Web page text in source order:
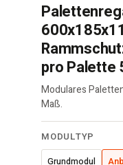
pro Palette
Modulares
Maß.
Palettenregal
·
MODULTYP
Grundmodul